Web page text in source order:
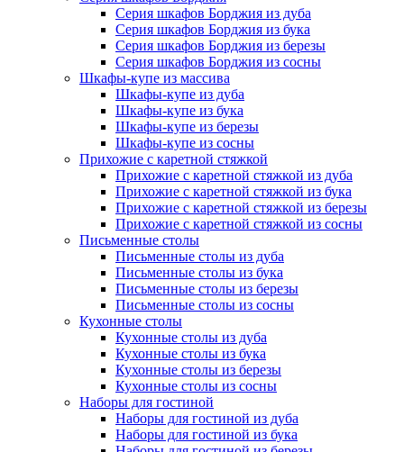
Серия шкафов Борджия из дуба
Серия шкафов Борджия из бука
Серия шкафов Борджия из березы
Серия шкафов Борджия из сосны
Шкафы-купе из массива
Шкафы-купе из дуба
Шкафы-купе из бука
Шкафы-купе из березы
Шкафы-купе из сосны
Прихожие с каретной стяжкой
Прихожие с каретной стяжкой из дуба
Прихожие с каретной стяжкой из бука
Прихожие с каретной стяжкой из березы
Прихожие с каретной стяжкой из сосны
Письменные столы
Письменные столы из дуба
Письменные столы из бука
Письменные столы из березы
Письменные столы из сосны
Кухонные столы
Кухонные столы из дуба
Кухонные столы из бука
Кухонные столы из березы
Кухонные столы из сосны
Наборы для гостиной
Наборы для гостиной из дуба
Наборы для гостиной из бука